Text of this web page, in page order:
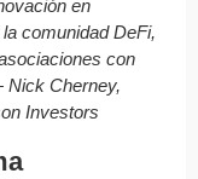
en
comunidad DeFi,
con
Cherney,
Investors